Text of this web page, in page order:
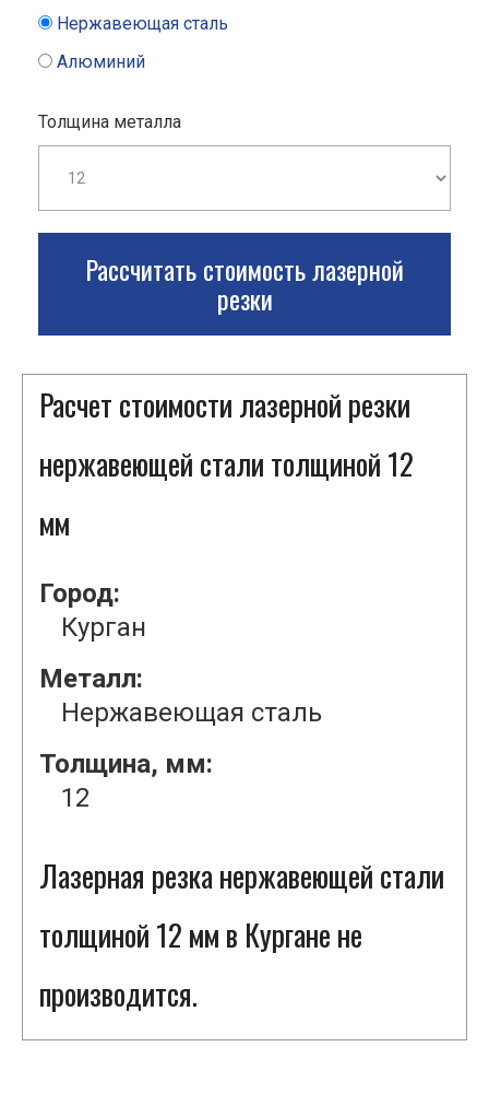
Нержавеющая сталь
Алюминий
Толщина металла
Рассчитать стоимость лазерной
резки
Расчет стоимости лазерной резки
нержавеющей стали толщиной 12
мм
Город:
Курган
Металл:
Нержавеющая сталь
Толщина, мм:
12
Лазерная резка нержавеющей стали
толщиной 12 мм в Кургане не
производится.